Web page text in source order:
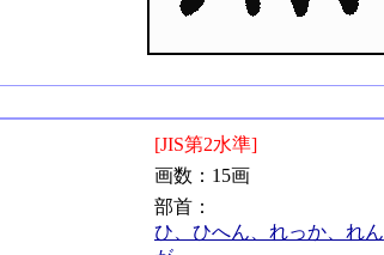
[JIS第2水準]
画数：15画
部首：
ひ、ひへん、れっか、れん